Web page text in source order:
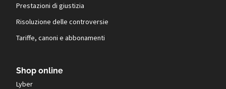
Prestazioni di giustizia
Risoluzione delle controversie
Tariffe, canoni e abbonamenti
Shop online
Lyber